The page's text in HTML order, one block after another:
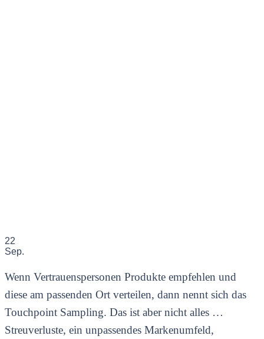
22
Sep.
Wenn Vertrauenspersonen Produkte empfehlen und
diese am passenden Ort verteilen, dann nennt sich das
Touchpoint Sampling. Das ist aber nicht alles …
Streuverluste, ein unpassendes Markenumfeld,